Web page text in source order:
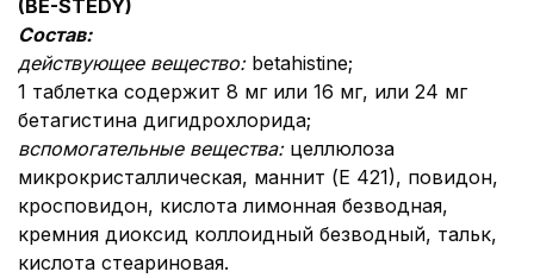
(BE-STEDY)
Состав:
действующее вещество: betahistine;
1 таблетка содержит 8 мг или 16 мг, или 24 мг
бетагистина дигидрохлорида;
вспомогательные вещества: целлюлоза
микрокристаллическая, маннит (Е 421), повидон,
кросповидон, кислота лимонная безводная,
кремния диоксид коллоидный безводный, тальк,
кислота стеариновая.